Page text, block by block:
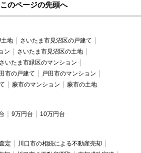
このページの先頭へ
地
さいたま市見沼区の戸建て
ン
さいたま市見沼区の土地
さいたま市緑区のマンション
市の戸建て
戸田市のマンション
蕨市のマンション 蕨市の土地
9万円台 10万円台
定
川口市の相続による不動産売却